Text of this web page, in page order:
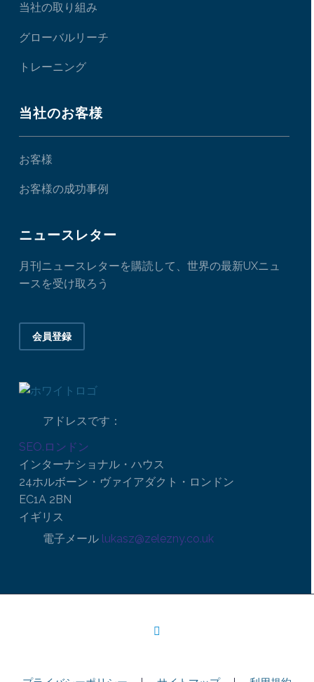
当社の取り組み
グローバルリーチ
トレーニング
当社のお客様
お客様
お客様の成功事例
ニュースレター
月刊ニュースレターを購読して、世界の最新UXニュ
ースを受け取ろう
会員登録
アドレスです：
SEO.ロンドン
インターナショナル・ハウス
24ホルボーン・ヴァイアダクト・ロンドン
EC1A 2BN
イギリス
電子メール lukasz@zelezny.co.uk